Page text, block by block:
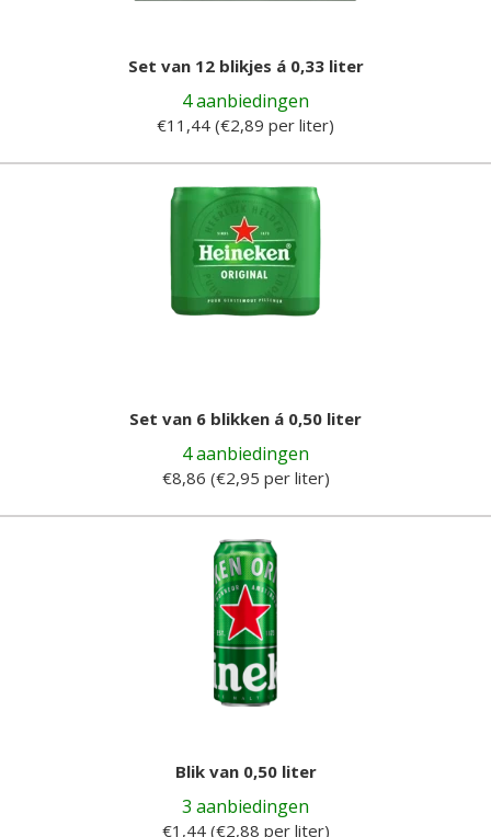
Set van 12 blikjes á 0,33 liter
4 aanbiedingen
€11,44 (€2,89 per liter)
Set van 6 blikken á 0,50 liter
4 aanbiedingen
€8,86 (€2,95 per liter)
Blik van 0,50 liter
3 aanbiedingen
€1,44 (€2,88 per liter)